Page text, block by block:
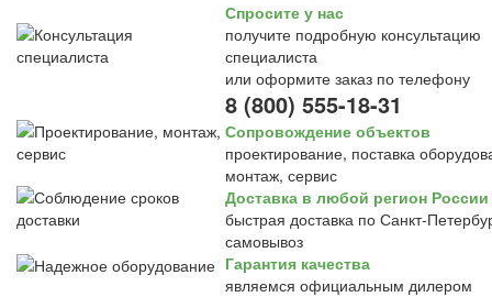
Спросите у нас
получите подробную консультацию
специалиста
или оформите заказ по телефону
8 (800) 555-18-31
Сопровождение объектов
проектирование, поставка
монтаж, сервис
Доставка в любой регион России
быстрая доставка по Санкт-
самовывоз
Гарантия качества
являемся официальным дилером